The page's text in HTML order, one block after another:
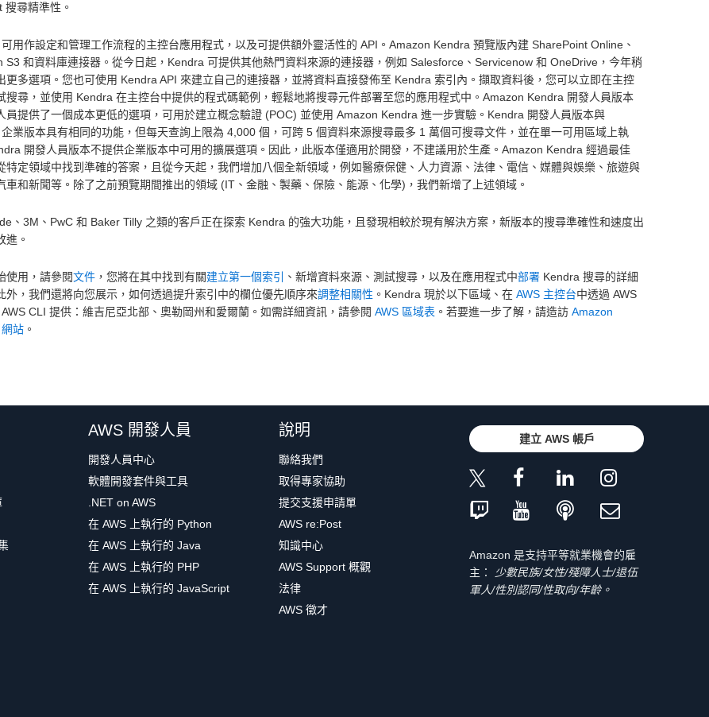
搜尋精準性。
用作設定和管理工作流程的主控台應用程式，以及可提供額外靈活性的 API。Amazon Kendra 預覽版內建 SharePoint Online、
S3 和資料庫連接器。從今日起，Kendra 可提供其他熱門資料來源的連接器，例如 Salesforce、Servicenow 和 OneDrive，今年稍
更多選項。您也可使用 Kendra API 來建立自己的連接器，並將資料直接發佈至 Kendra 索引內。擷取資料後，您可以立即在主控
搜尋，並使用 Kendra 在主控台中提供的程式碼範例，輕鬆地將搜尋元件部署至您的應用程式中。Amazon Kendra 開發人員版本
員提供了一個成本更低的選項，可用於建立概念驗證 (POC) 並使用 Amazon Kendra 進一步實驗。Kendra 開發人員版本與
業版本具有相同的功能，但每天查詢上限為 4,000 個，可跨 5 個資料來源搜尋最多 1 萬個可搜尋文件，並在單一可用區域上執
開發人員版本不提供企業版本中可用的擴展選項。因此，此版本僅適用於開發，不建議用於生產。Amazon Kendra 經過最佳
特定領域中找到準確的答案，且從今天起，我們增加八個全新領域，例如醫療保健、人力資源、法律、電信、媒體與娛樂、旅遊與
車和新聞等。除了之前預覽期間推出的領域 (IT、金融、製藥、保險、能源、化學)，我們新增了上述領域。
、3M、PwC 和 Baker Tilly 之類的客戶正在探索 Kendra 的強大功能，且發現相較於現有解決方案，新版本的搜尋準確性和速度出
進。
使用，請參閱文件 ，您將在其中找到有關建立第一個索引 、新增資料來源、測試搜尋，以及在應用程式中部署 Kendra 搜尋的詳細
外，我們還將向您展示，如何透過提升索引中的欄位優先順序來調整相關性 。Kendra 現於以下區域、在 AWS 主控台中透過 AWS
CLI 提供：維吉尼亞北部、奧勒岡州和愛爾蘭。如需詳細資訊，請參閱 AWS 區域表 。若要進一步了解，請造訪 Amazon
站 。
AWS 開發人員
開發人員中心
軟體開發套件與工具
.NET on AWS
在 AWS 上執行的 Python
在 AWS 上執行的 Java
在 AWS 上執行的 PHP
在 AWS 上執行的 JavaScript
說明
聯絡我們
取得專家協助
提交支援申請單
AWS re:Post
知識中心
AWS Support 概觀
法律
AWS 徵才
建立 AWS 帳戶
Amazon 是支持平等就業機會的雇
主：
少數民族/女性/殘障人士/退伍
軍人/性別認同/性取向/年齡。